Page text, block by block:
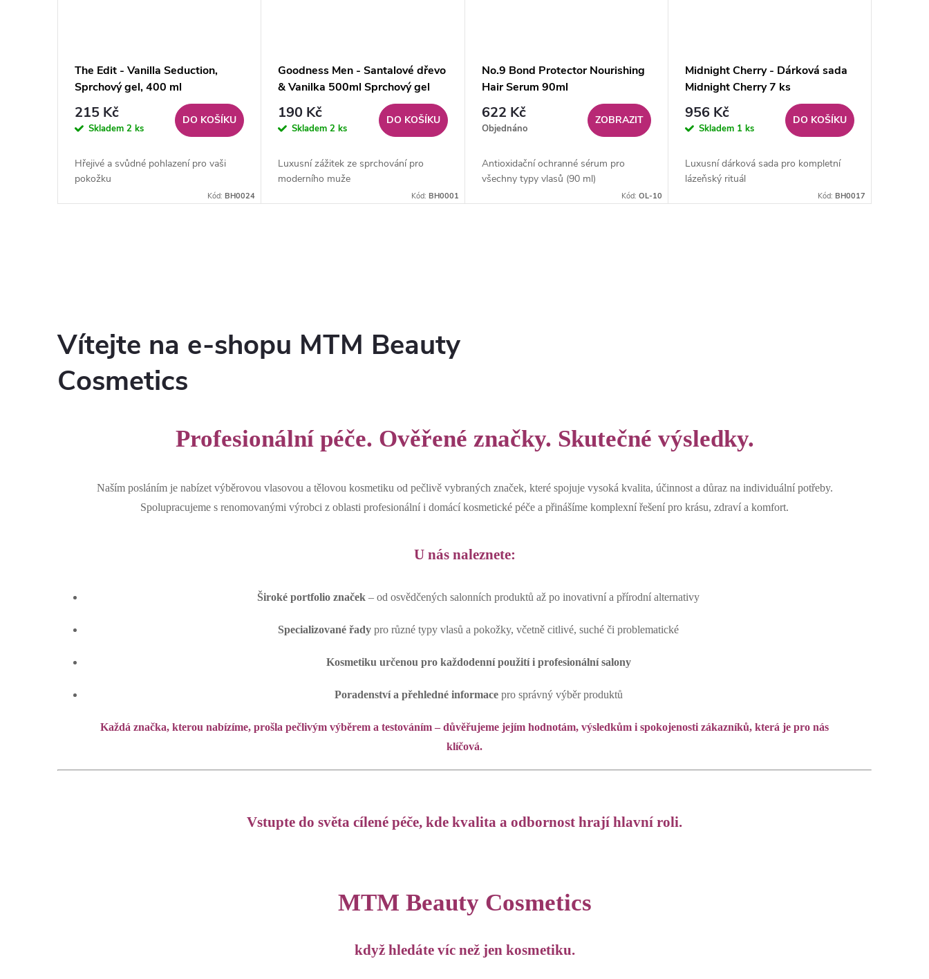
The Edit - Vanilla Seduction,
Sprchový gel, 400 ml
215 Kč
Skladem 2 ks
DO KOŠÍKU
Hřejivé a svůdné pohlazení pro vaši
pokožku
Kód:BH0024
Goodness Men - Santalové dřevo
& Vanilka 500ml Sprchový gel
pro muže
190 Kč
Skladem2 ks
DO KOŠÍKU
Luxusní zážitek ze sprchování pro
moderního muže
Kód: BH0001
No.9 Bond Protector Nourishing
Hair Serum 90ml
622 Kč
Objednáno
ZOBRAZIT
Antioxidační ochranné sérum pro
všechny typy vlasů (90 ml)
Kód: OL-10
Midnight Cherry - Dárková sada
Midnight Cherry 7 ks
956 Kč
Skladem 1 ks
DO KOŠÍKU
Luxusní dárková sada pro kompletní
lázeňský rituál
Kód: BH0017
Vítejte na e-shopu MTM Beauty
Cosmetics
Profesionální péče. Ověřené značky. Skutečné výsledky.
Naším posláním je nabízet výběrovou vlasovou a tělovou kosmetiku od pečlivě vybraných značek, které spojuje vysoká kvalita, účinnost a důraz na individuální potřeby.
Spolupracujeme s renomovanými výrobci z oblasti profesionální i domácí kosmetické péče a přinášíme komplexní řešení pro krásu, zdraví a komfort.
U nás naleznete:
Široké portfolio značek – od osvědčených salonních produktů až po inovativní a přírodní alternativy
Specializované řady pro různé typy vlasů a pokožky, včetně citlivé, suché či problematické
Kosmetiku určenou pro každodenní použití i profesionální salony
Poradenství a přehledné informacepro správný výběr produktů
Každá značka, kterou nabízíme, prošla pečlivým výběrem a testováním – důvěřujeme jejím hodnotám, výsledkům i spokojenosti zákazníků, která je pro nás
klíčová.
Vstupte do světa cílené péče, kde kvalita a odbornost hrají hlavní roli.
MTM Beauty Cosmetics
když hledáte víc než jen kosmetiku.